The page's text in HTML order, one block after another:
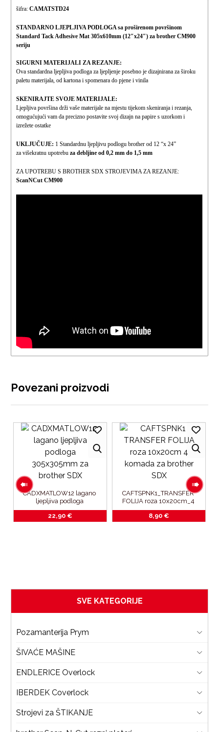
šifra:CAMATSTD24
STANDARNO LJEPLJIVA PODLOGA sa proširenom površinom
Standard Tack Adhesive Mat 305x610mm (12″x24″) za brother CM900
seriju
SIGURNI MATERIJALI ZA REZANJE:
Ova standardna ljepljiva podloga za ljepljenje posebno je dizajnirana za široku
paletu materijala, od kartona i spomenara do pjene i vinila
SKENIRAJTE SVOJE MATERIJALE:
Ljepljiva površina drži vaše materijale na mjestu tijekom skeniranja i rezanja,
omogućujući vam da precizno postavite svoj dizajn na papire s uzorkom i
izrežete ostatke
UKLJUČUJE: 1 Standardnu ljepljivu podlogu brother od 12 “x 24”
za višekratnu upotrebuza debljine od 0,2 mm do 1,5 mm
ZA UPOTREBU S BROTHER SDX STROJEVIMA ZA REZANJE:
ScanNCut CM900
Povezani proizvodi
CADXMATLOW12 lagano
ljepljiva podloga
305x305mm za brother SDX
22,90 €
CAFTSPNK1_TRANSFER
FOLIJA roza 10x20cm_4
komada za brother SDX
8,90 €
SVE KATEGORIJE
Pozamanterija Prym
ŠIVAĆE MAŠINE
ENDLERICE Overlock
IBERDEK Coverlock
Strojevi za ŠTIKANJE